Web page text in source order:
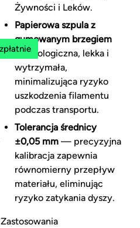
Żywności i Leków.
Papierowa szpula z
gumowanym brzegiem
— ekologiczna, lekka i
wytrzymała,
minimalizująca ryzyko
uszkodzenia filamentu
podczas transportu.
Tolerancja średnicy
±0,05 mm— precyzyjna
kalibracja zapewnia
równomierny przepływ
materiału, eliminując
ryzyko zatykania dyszy.
Zastosowania